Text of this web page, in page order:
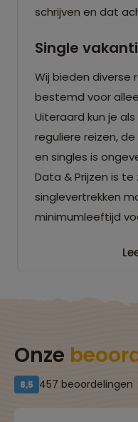
schrijven en dat
Single
Wij bieden diverse
bestemd voor
Uiteraard kun je
reguliere reizen,
en singles is
Data & Prijzen is
singlevertrekken
minimumleeftijd
Onze
8,5 457 beoordelingen